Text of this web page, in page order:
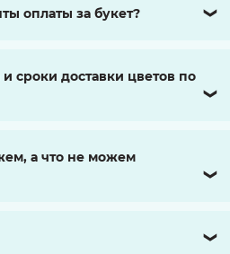
оплаты за букет? ❯
сроки доставки цветов по
❯
а что не можем
❯
❯